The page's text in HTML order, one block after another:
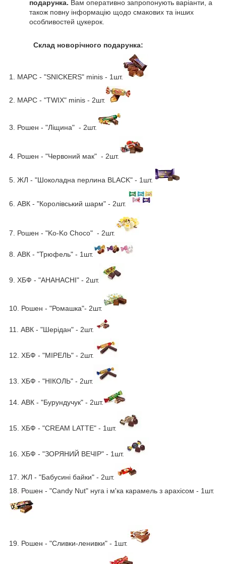
подарунка. Вам оперативно запропонують варіанти, а
також повну інформацію щодо смакових та інших
особливостей цукерок.
Склад новорічного подарунка:
1. МАРС - "SNICKERS" minis - 1шт.
2. МАРС - "TWIX" minis - 2шт.
3. Рошен - "Ліщина" - 2шт.
4. Рошен - "Червоний мак" - 2шт.
5. ЖЛ - "Шоколадна перлина BLACK" - 1шт.
6. АВК - "Королівський шарм" - 2шт.
7. Рошен - "Ko-Ko Choco" - 2шт.
8. АВК - "Трюфель" - 1шт.
9. ХБФ - "АНАНАСНІ" - 2шт.
10. Рошен - "Ромашка"- 2шт.
11. АВК - "Шерідан" - 2шт.
12. ХБФ - "МІРЕЛЬ" - 2шт.
13. ХБФ - "НІКОЛЬ" - 2шт.
14. АВК - "Бурундучук" - 2шт.
15. ХБФ - "CREAM LATTE" - 1шт.
16. ХБФ - "ЗОРЯНИЙ ВЕЧІР" - 1шт.
17. ЖЛ - "Бабусині байки" - 2шт.
18. Рошен - "Candy Nut" нуга і м'ка карамель з арахісом - 1шт.
19. Рошен - "Сливки-ленивки" - 1шт.